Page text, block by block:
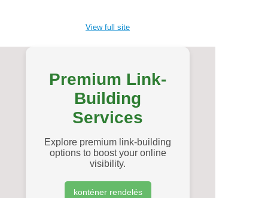
View full site
Premium Link-
Building
Services
Explore premium link-building
options to boost your online
visibility.
konténer rendelés